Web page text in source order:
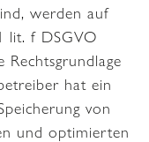
werden auf
lit. f DSGVO
Rechtsgrundlage
hat ein
von
und optimierten